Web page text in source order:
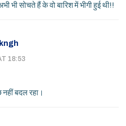
भी सोचते हैं के वो बारिश में भीगी हुई थी!!
18:53
बदल रहा।